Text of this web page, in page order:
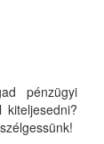
pénzügyi
kiteljesedni?